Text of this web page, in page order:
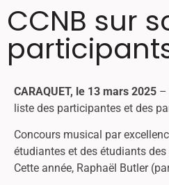
CCNB sur
CARAQUET, le 13 mars 2025 –
liste des participantes et des
Concours musical par
étudiantes et des étudiants
Cette année, Raphaël Butler